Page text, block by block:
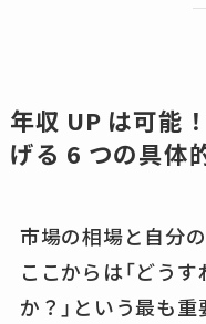
年収 UP は可能
げる 6 つの具体
市場の相場と自分
ここからは「どう
か？」という最も